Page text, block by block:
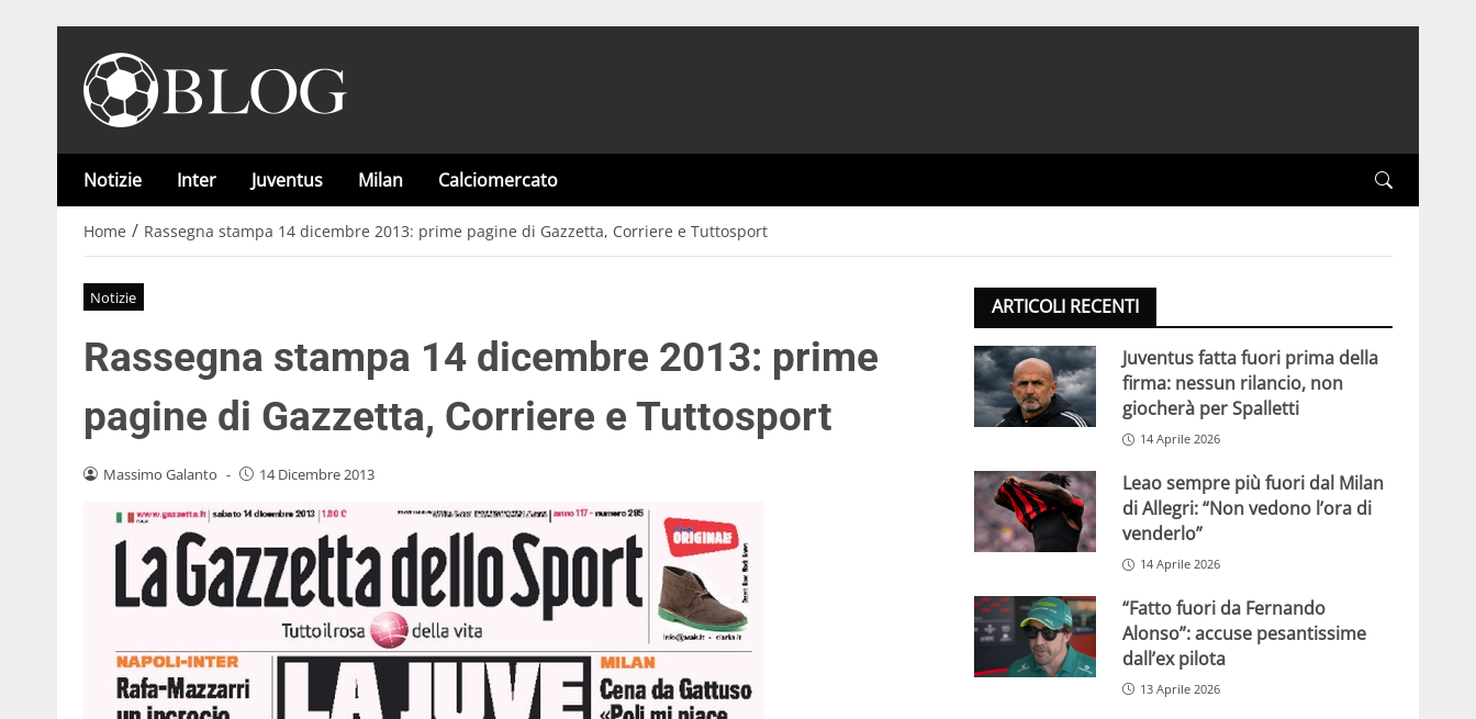
Notizie Inter Juventus Milan Calciomercato
Home / Rassegna stampa 14 dicembre 2013: prime pagine di Gazzetta, Corriere e Tuttosport
Notizie
Rassegna stampa 14 dicembre 2013: prime
pagine di Gazzetta, Corriere e Tuttosport
Massimo Galanto - 14 Dicembre 2013
ARTICOLI RECENTI
Juventus fatta fuori prima della
firma: nessun rilancio, non
giocherà per Spalletti
14 Aprile 2026
Leao sempre più fuori dal Milan
di Allegri: “Non vedono l’ora di
venderlo”
14 Aprile 2026
“Fatto fuori da Fernando
Alonso”: accuse pesantissime
dall’ex pilota
13 Aprile 2026